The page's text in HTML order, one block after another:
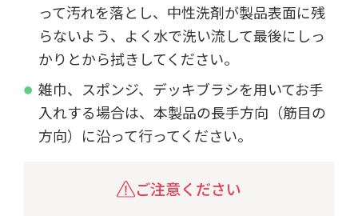
って汚れを落とし、中性洗剤が製品表面に残
らないよう、よく水で洗い流して最後にしっ
かりとから拭きしてください。
雑巾、スポンジ、デッキブラシを用いてお手
入れする場合は、本製品の長手方向（筋目の
方向）に沿って行ってください。
ご注意ください